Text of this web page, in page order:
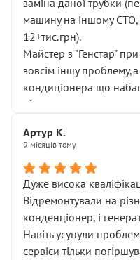
заміна даної трубки
машину на іншому
12+тис.грн).
Майстер з "Генстар"
зовсім іншу
кондиціонера що
підсумку.
Артур К.
9 місяців тому
Дуже висока
Відремонтували на
конденціонер, і
Навіть усунули
сервіси тільки